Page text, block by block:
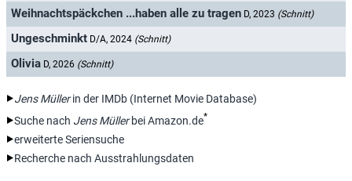
Weihnachtspäckchen ...haben alle zu tragen D, 2023 (Schnitt)
Ungeschminkt D/A, 2024 (Schnitt)
Olivia D, 2026 (Schnitt)
Jens Müllerin der IMDb (Internet Movie Database)
Suche nach Jens Müllerbei Amazon.de*
erweiterte Seriensuche
Recherche nach Ausstrahlungsdaten